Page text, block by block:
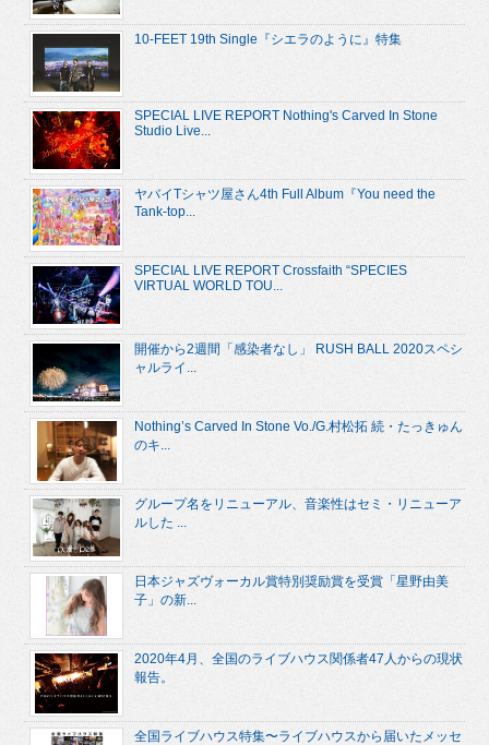
10-FEET 19th Single『シエラのように』特集
SPECIAL LIVE REPORT Nothing's Carved In Stone
Studio Live...
ヤバイTシャツ屋さん4th Full Album『You need the
Tank-top...
SPECIAL LIVE REPORT Crossfaith “SPECIES
VIRTUAL WORLD TOU...
開催から2週間「感染者なし」 RUSH BALL 2020スペシ
ャルライ...
Nothing’s Carved In Stone Vo./G.村松拓 続・たっきゅん
のキ...
グループ名をリニューアル、音楽性はセミ・リニューア
ルした ...
日本ジャズヴォーカル賞特別奨励賞を受賞「星野由美
子」の新...
2020年4月、全国のライブハウス関係者47人からの現状
報告。
全国ライブハウス特集〜ライブハウスから届いたメッセ